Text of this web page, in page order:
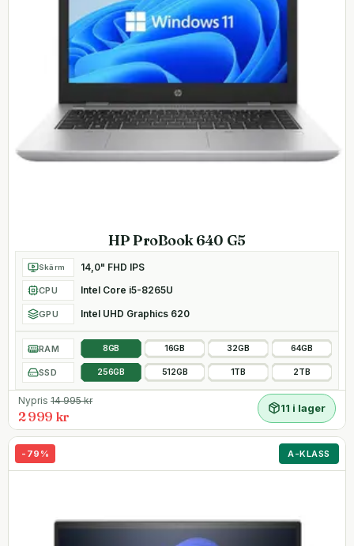
HP ProBook 640 G5
Skärm 14,0" FHD IPS
CPU Intel Core i5-8265U
GPU Intel UHD Graphics 620
RAM 8GB 16GB 32GB 64GB
SSD 256GB 512GB 1TB 2TB
Nypris 14 995kr
2 999 kr
11 i lager
- 79 % A-KLASS